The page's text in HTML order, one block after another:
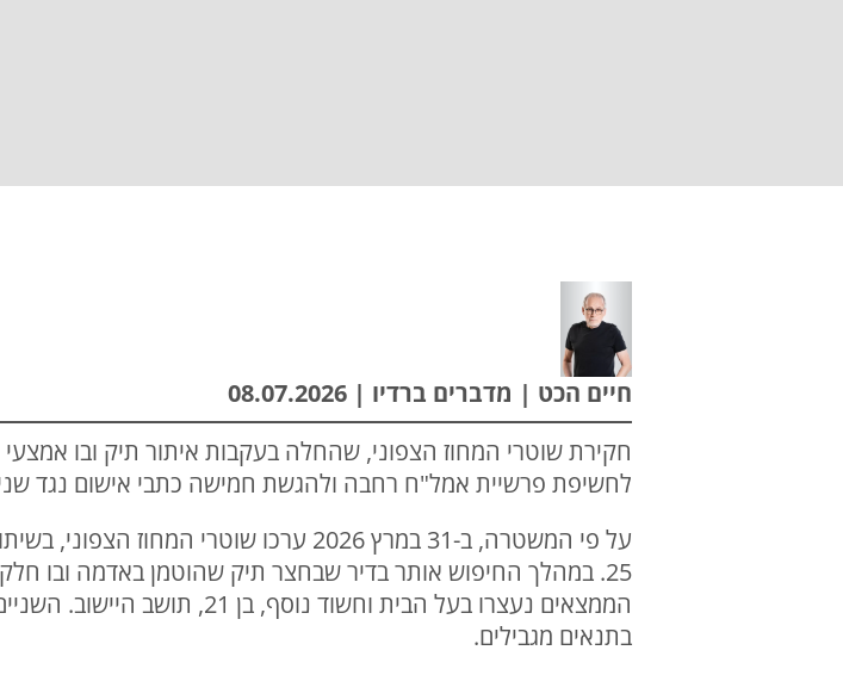
חיים הכט | מדברים ברדיו | 08.07.2026
חקירת שוטרי המחוז הצפוני, שהחלה בעקבות איתור תיק ובו
לחשיפת פרשיית אמל"ח רחבה ולהגשת חמישה כתבי אישום נגד שני
על פי המשטרה, ב-31 במרץ 2026 ערכו שוטרי
25. במהלך החיפוש אותר בדיר שבחצר תיק שהוטמן באדמה ובו
הממצאים נעצרו בעל הבית וחשוד
בתנאים מגבילים.